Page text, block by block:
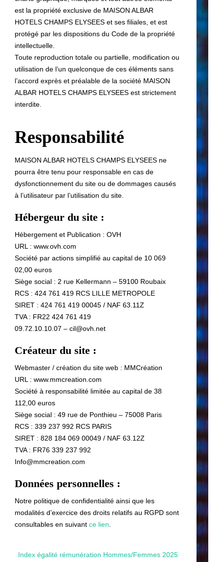
est la propriété exclusive de MAISON ALBAR
HOTELS CHAMPS ELYSEES et ses filiales, et est
protégé par les dispositions du Code de la propriété
intellectuelle.
Toute reproduction totale ou partielle, modification ou
utilisation de l’un quelconque de ces éléments sans
l’accord exprès et préalable de la société MAISON
ALBAR HOTELS CHAMPS ELYSEES est strictement
interdite.
Responsabilité
MAISON ALBAR HOTELS CHAMPS ELYSEES ne
pourra être tenu pour responsable en cas de
dysfonctionnement du site ou de dommages causés
à l’utilisateur par l’utilisation du site.
Hébergeur du site :
Hébergement et Publication : OVH
URL : www.ovh.com
Société par actions simplifié au capital de 10 069
02,00 euros
Siège social : 2 rue Kellermann – 59100 Roubaix
RCS : 424 761 419 RCS LILLE METROPOLE
SIRET : 424 761 419 00045 / NAF 63.11Z
TVA : FR22 424 761 419
09.72.10.10.07 – cil@ovh.net
Créateur du site :
Webmaster / création du site web : MMCréation
URL : www.mmcreation.com
Société à responsabilité limitée au capital de 38
112,00 euros
Siège social : 49 rue de Ponthieu – 75008 Paris
RCS : 339 237 992 RCS PARIS
SIRET : 828 184 069 00049 / NAF 63.12Z
TVA : FR76 339 237 992
Info@mmcreation.com
Données personnelles :
Notre politique de confidentialité ainsi que les
modalités d’exercice des droits relatifs au RGPD sont
consultables en suivantce lien.
Index égalité rémunération Hommes/Femmes 2025
Français
English
Español
Hotel
Habitaciones
Desayuno
Grupos y privatizaciones
Servicio de conserjería
Tarjetas regalo
Contacto & Acceso